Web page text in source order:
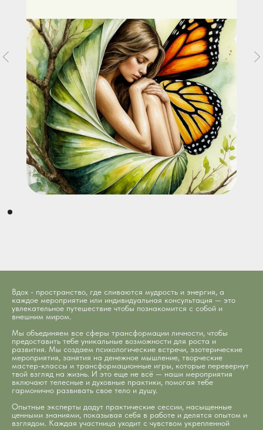
Очень приятное пространство. Арендую
«телесный зал» для практик йоги. В зале
есть необходимое оборудование и
атмосферно.